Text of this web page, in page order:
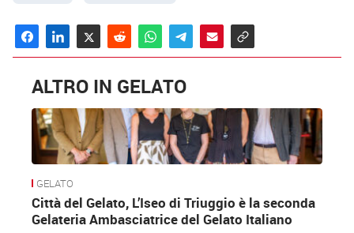
ALTRO IN GELATO
GELATO
Città del Gelato, L’Iseo di Triuggio è la seconda
Gelateria Ambasciatrice del Gelato Italiano